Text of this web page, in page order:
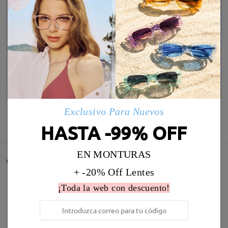
Comentarios de Clientes
Comparta su experiencia de compra para ayudar a otros a
obtener gafas satisfechas
Deje su comentario
Exclusivo Para Nuevos
HASTA -99% OFF
EN MONTURAS
+ -20% Off Lentes
¡Toda la web con descuento!